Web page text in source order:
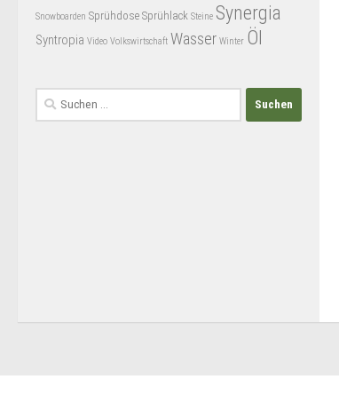
Snowboarden Sprühdose Sprühlack Steine Synergia
Syntropia Video Volkswirtschaft Wasser Winter Öl
Suchen
nach: